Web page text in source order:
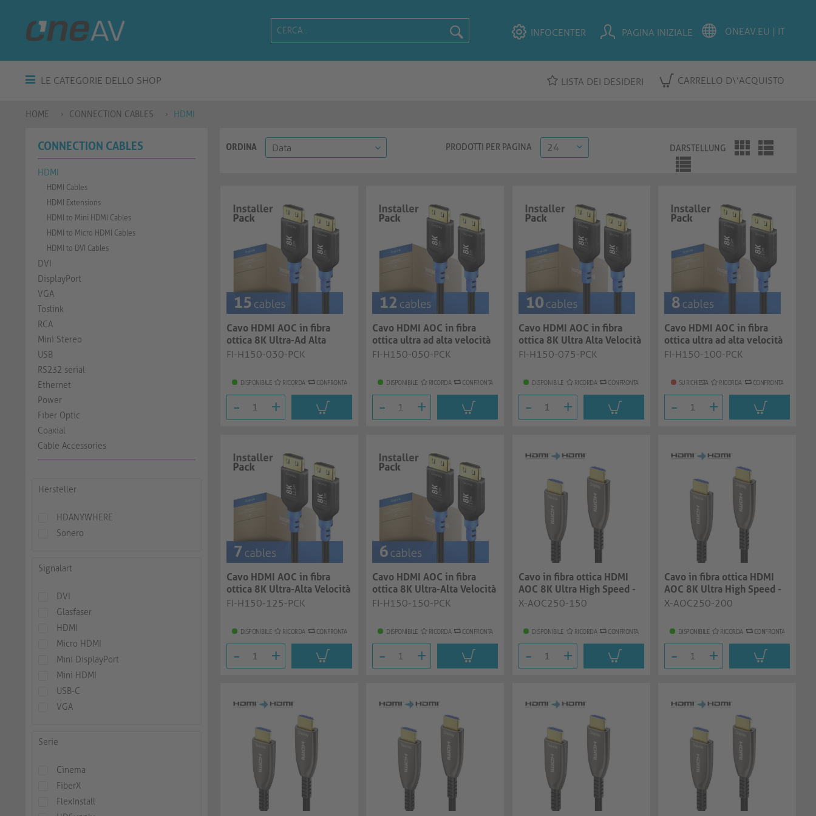
INFOCENTER PAGINA INIZIALE
LE CATEGORIE DELLO SHOP LISTA DEI DESIDERI CARRELLO D\'ACQUISTO
HOME CONNECTION CABLES HDMI
CONNECTION CABLES
HDMI
HDMI Cables
HDMI Extensions
HDMI to Mini HDMI Cables
HDMI to Micro HDMI Cables
HDMI to DVI Cables
DVI
DisplayPort
VGA
Toslink
RCA
Mini Stereo
USB
RS232 serial
Ethernet
Power
Fiber Optic
Coaxial
Cable Accessories
Hersteller
HDANYWHERE
Sonero
Signalart
DVI
Glasfaser
HDMI
Micro HDMI
Mini DisplayPort
Mini HDMI
USB-C
VGA
Serie
Cinema
FiberX
FlexInstall
ORDINA PRODOTTI PER PAGINA DARSTELLUNG
Cavo HDMI AOC in fibra
ottica 8K Ultra-Ad Alta
Velocità | n...
FI-H150-030-PCK
DISPONIBILE RICORDA CONFRONTA
- +
Cavo HDMI AOC in fibra
ottica ultra ad alta velocità
8K | n...
FI-H150-050-PCK
DISPONIBILE RICORDA CONFRONTA
- +
Cavo HDMI AOC in fibra
ottica 8K Ultra Alta Velocità
| nero...
FI-H150-075-PCK
DISPONIBILE RICORDA CONFRONTA
- +
Cavo HDMI AOC in fibra
ottica ultra ad alta velocità
8K | n...
FI-H150-100-PCK
SU RICHIESTA RICORDA CONFRONTA
- +
Cavo HDMI AOC in fibra
ottica 8K Ultra-Alta Velocità
| nero...
FI-H150-125-PCK
DISPONIBILE RICORDA CONFRONTA
- +
Cavo HDMI AOC in fibra
ottica 8K Ultra-Alta Velocità
| nero...
FI-H150-150-PCK
DISPONIBILE RICORDA CONFRONTA
- +
Cavo in fibra ottica HDMI
AOC 8K Ultra High Speed -
15.0m, ...
X-AOC250-150
DISPONIBILE RICORDA CONFRONTA
- +
Cavo in fibra ottica HDMI
AOC 8K Ultra High Speed -
20.0m, ...
X-AOC250-200
DISPONIBILE RICORDA CONFRONTA
- +